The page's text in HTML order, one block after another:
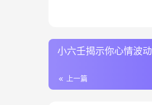
小六壬揭示你心情波动
上一篇